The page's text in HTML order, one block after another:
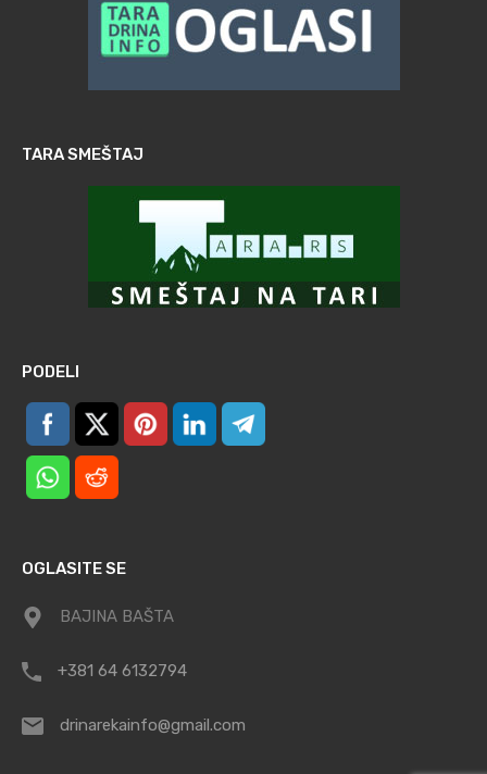
TARA SMEŠTAJ
PODELI
OGLASITE SE
BAJINA BAŠTA
+381 64 6132794
drinarekainfo@gmail.com